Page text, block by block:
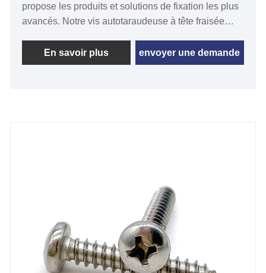
propose les produits et solutions de fixation les plus
avancés. Notre vis autotaraudeuse à tête fraisée
présente une conception fraisée et une forme de
fente cruciforme. Grâce aux matériaux et aux normes
En savoir plus envoyer une demande